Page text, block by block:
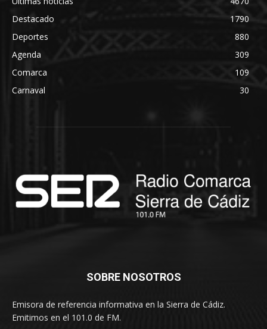
Destacado
1790
Deportes
880
Agenda
309
Comarca
109
Carnaval
30
SOBRE NOSOTROS
Emisora de referencia informativa en la Sierra de Cádiz.
Emitimos en el 101.0 de FM.